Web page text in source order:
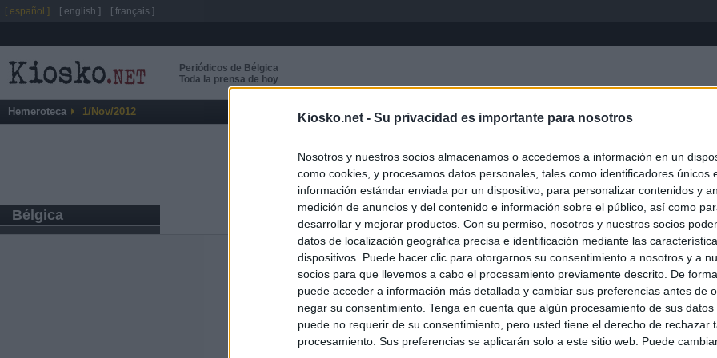
Kiosko.net - Su privacidad es importante para nosotros
Nosotros y nuestros socios almacenamos o accedemos a información en un
como cookies, y procesamos datos personales, tales como identificadores únicos
información estándar enviada por un dispositivo, para personalizar contenidos y
medición de anuncios y del contenido e información sobre el público, así como
desarrollar y mejorar productos. Con su permiso, nosotros y nuestros socios
datos de localización geográfica precisa e identificación mediante las
dispositivos. Puede hacer clic para otorgarnos su consentimiento a nosotros y a
socios para que llevemos a cabo el procesamiento previamente descrito. De
puede acceder a información más detallada y cambiar sus preferencias antes de
negar su consentimiento. Tenga en cuenta que algún procesamiento de sus
puede no requerir de su consentimiento, pero usted tiene el derecho de rechazar
procesamiento. Sus preferencias se aplicarán solo a este sitio web. Puede
Periódicos de Bélgica
Toda la prensa de hoy
Hemeroteca 1/Nov/2012 Inicio
Bélgica
Últimas noticias
España impone controles a los viajeros procedentes de Italia tras el rechazo de
Meloni a quitarlos
Italia rechaza el ultimátum del Gobierno y mantiene los controles a viajeros de
del
[ español ] [ english ] [ français ]